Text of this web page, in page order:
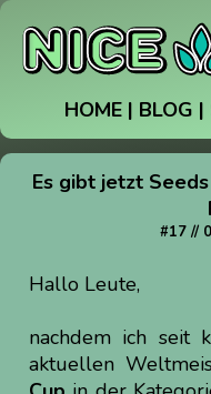
HOME | BLOG |
Es gibt jetzt
#17 //
Hallo Leute,
nachdem ich seit
aktuellen